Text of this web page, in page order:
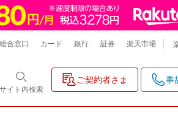
サイト内検索
ご契約者さま 事
合窓口 カード 銀行 証券 楽天市場